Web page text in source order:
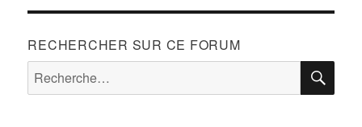
RECHERCHER SUR CE FORUM
Recherche
pour :